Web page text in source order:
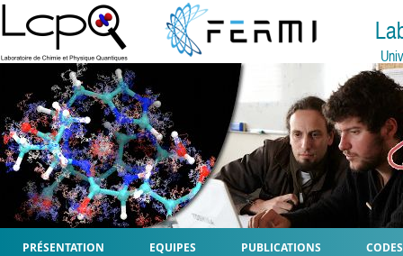
PRÉSENTATION EQUIPES PUBLICATIONS